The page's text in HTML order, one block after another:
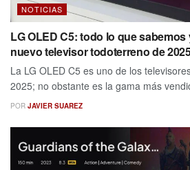
NOTICIAS
LG OLED C5: todo lo que
nuevo televisor todoterreno de
La LG OLED C5 es uno de los
2025; no obstante es la gama más
POR JAVIER SUAREZ